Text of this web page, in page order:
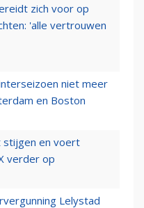
zich voor op
'alle vertrouwen
niet meer
en Boston
stijgen en voert
verder op
Lelystad